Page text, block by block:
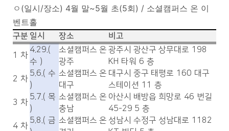
ㅇ(일시/장소) 4월 말~5월 초(5회) / 소셜캠퍼스 온 이
벤트홀
구분 일시 장소 비고
1 차
4.29.(
수 )
소셜캠퍼스 온
광주
광주시 광산구 상무대로 198
KH 타워 6 층
2 차
5.6.( 수
)
소셜캠퍼스 온
대구
대구시 중구 태평로 160 대구
스테이션 11 층
3 차
5.7.( 목
)
소셜캠퍼스 온
충남
아산시 배방읍 희망로 46 번길
45-29 5 층
4 차
5.8.( 금 소셜캠퍼스 온 성남시 수정구 성남대로 1182